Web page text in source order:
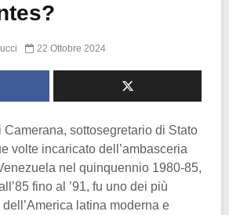
22 Ottobre 2024
Camerana, sottosegretario di Stato
volte incaricato dell’ambasceria
nel quinquennio 1980-85,
fino al ’91, fu uno dei più
latina moderna e